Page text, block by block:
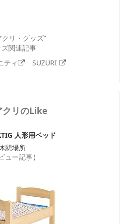
ズ関連記事
ティ
SUZURI
人形用ベッド
憩場所
ュー記事）